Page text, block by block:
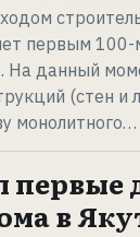
первым
На данный
(стен и
монолитного…
в